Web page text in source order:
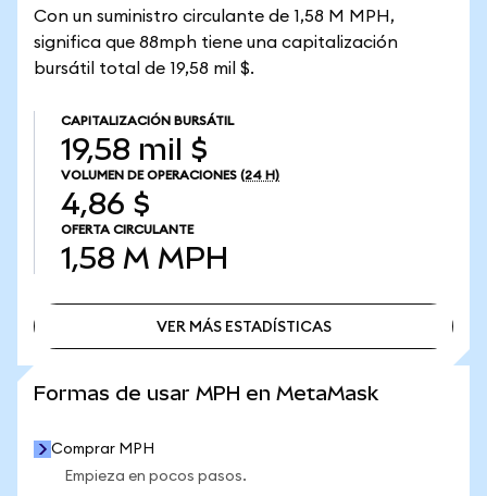
Con un suministro circulante de 1,58 M MPH,
significa que 88mph tiene una capitalización
bursátil total de 19,58 mil $.
CAPITALIZACIÓN BURSÁTIL
19,58 mil $
VOLUMEN DE OPERACIONES (24 H)
4,86 $
OFERTA CIRCULANTE
1,58 M MPH
VER MÁS ESTADÍSTICAS
Formas de usar MPH en MetaMask
Comprar MPH
Empieza en pocos pasos.